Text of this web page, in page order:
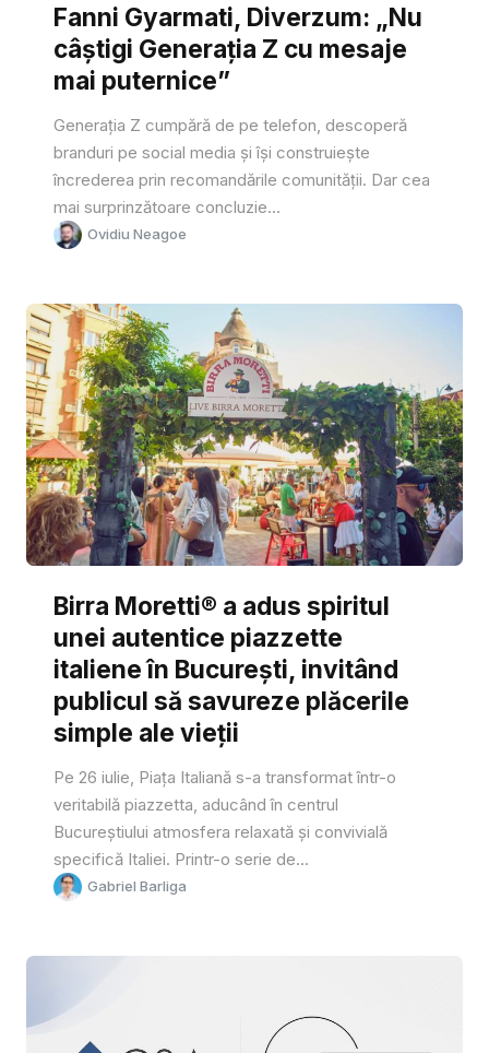
Fanni Gyarmati, Diverzum: „Nu
câștigi Generația Z cu mesaje
mai puternice”
Generația Z cumpără de pe telefon, descoperă
branduri pe social media și își construiește
încrederea prin recomandările comunității. Dar cea
mai surprinzătoare concluzie...
Ovidiu Neagoe
Birra Moretti® a adus spiritul
unei autentice piazzette
italiene în București, invitând
publicul să savureze plăcerile
simple ale vieții
Pe 26 iulie, Piața Italiană s-a transformat într-o
veritabilă piazzetta, aducând în centrul
Bucureștiului atmosfera relaxată și convivială
specifică Italiei. Printr-o serie de...
Gabriel Barliga